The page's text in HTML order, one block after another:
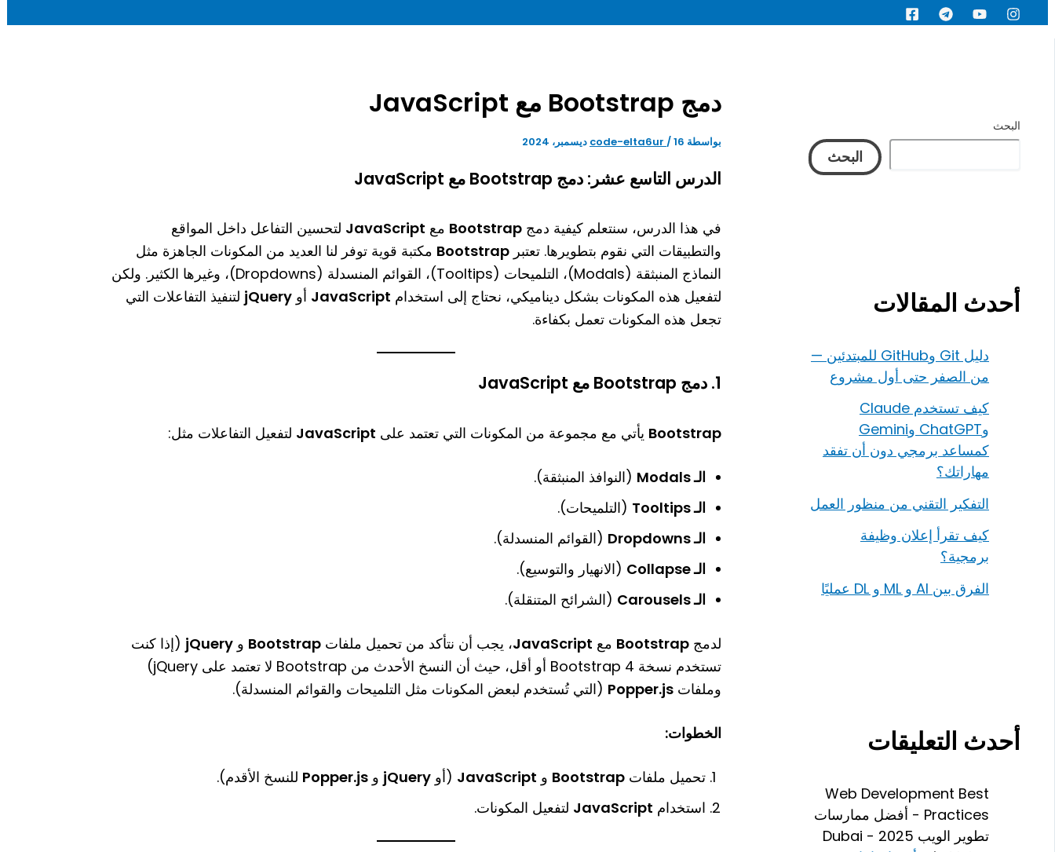
البحث
البحث
أحدث المقالات
دليل Git وGitHub للمبتدئين —
من الصفر حتى أول مشروع
كيف تستخدم Claude
وChatGPT وGemini
كمساعد برمجي دون أن تفقد
مهاراتك؟
التفكير التقني من منظور العمل
كيف تقرأ إعلان وظيفة
برمجية؟
الفرق بين AI و ML و DL عمليًا
أحدث التعليقات
Web Development Best
Practices - أفضل ممارسات
تطوير الويب 2025 - Dubai
دمج Bootstrap مع JavaScript
بواسطة code-elta6ur /16 ديسمبر، 2024
الدرس التاسع عشر: دمج Bootstrap مع JavaScript
في هذا الدرس، سنتعلم كيفية دمج Bootstrap مع JavaScript لتحسين التفاعل داخل المواقع
والتطبيقات التي نقوم بتطويرها. تعتبر Bootstrap مكتبة قوية توفر لنا العديد من المكونات الجاهزة مثل
النماذج المنبثقة (Modals)، التلميحات (Tooltips)، القوائم المنسدلة (Dropdowns)، وغيرها الكثير. ولكن
لتفعيل هذه المكونات بشكل ديناميكي، نحتاج إلى استخدام JavaScript أو jQuery لتنفيذ التفاعلات التي
تجعل هذه المكونات تعمل بكفاءة.
1. دمج Bootstrap مع JavaScript
Bootstrap يأتي مع مجموعة من المكونات التي تعتمد على JavaScript لتفعيل التفاعلات مثل:
الـ Modals
(النوافذ المنبثقة).
الـ Tooltips
(التلميحات).
الـ Dropdowns
(القوائم المنسدلة).
الـ Collapse
(الانهيار والتوسيع).
الـ Carousels
(الشرائح المتنقلة).
لدمج Bootstrap مع JavaScript، يجب أن نتأكد من تحميل ملفات Bootstrap و jQuery (إذا كنت
تستخدم نسخة Bootstrap 4 أو أقل، حيث أن النسخ الأحدث من Bootstrap لا تعتمد على jQuery)
وملفات Popper.js (التي تُستخدم لبعض المكونات مثل التلميحات والقوائم المنسدلة).
الخطوات:
تحميل ملفات Bootstrap و JavaScript (أو jQuery و Popper.js للنسخ الأقدم).
استخدام JavaScript لتفعيل المكونات.